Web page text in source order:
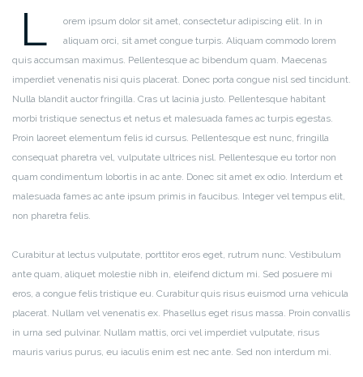
L
orem ipsum dolor sit amet, consectetur adipiscing elit. In in
aliquam orci, sit amet congue turpis. Aliquam commodo lorem
quis accumsan maximus. Pellentesque ac bibendum quam. Maecenas
imperdiet venenatis nisi quis placerat. Donec porta congue nisl sed tincidunt.
Nulla blandit auctor fringilla. Cras ut lacinia justo. Pellentesque habitant
morbi tristique senectus et netus et malesuada fames ac turpis egestas.
Proin laoreet elementum felis id cursus. Pellentesque est nunc, fringilla
consequat pharetra vel, vulputate ultrices nisl. Pellentesque eu tortor non
quam condimentum lobortis in ac ante. Donec sit amet ex odio. Interdum et
malesuada fames ac ante ipsum primis in faucibus. Integer vel tempus elit,
non pharetra felis.
Curabitur at lectus vulputate, porttitor eros eget, rutrum nunc. Vestibulum
ante quam, aliquet molestie nibh in, eleifend dictum mi. Sed posuere mi
eros, a congue felis tristique eu. Curabitur quis risus euismod urna vehicula
placerat. Nullam vel venenatis ex. Phasellus eget risus massa. Proin convallis
in urna sed pulvinar. Nullam mattis, orci vel imperdiet vulputate, risus
mauris varius purus, eu iaculis enim est nec ante. Sed non interdum mi.